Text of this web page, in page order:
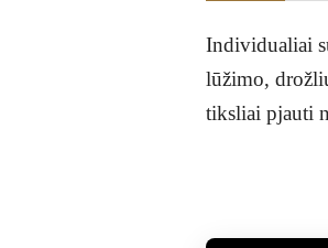
Individualiai
lūžimo,
tiksliai pjauti